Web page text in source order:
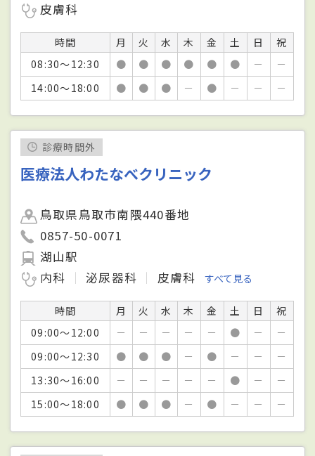
皮膚科
時間 月 火 水 木 金 土 日
祝
08:30～12:30
● ● ● ● ● ● －
－
14:00～18:00
● ● ● － ● － － －
診療時間外
医療法人わたなべクリニック
鳥取県鳥取市南隈440番地
0857-50-0071
湖山駅
内科
泌尿器科 皮膚科 すべて見る
時間 月 火 水 木 金 土 日
祝
09:00～12:00
－ － － － － ● －
－
09:00～12:30
● ● ● － ● － －
－
13:30～16:00
－ － － － － ● －
－
15:00～18:00
● ● ● － ● － － －